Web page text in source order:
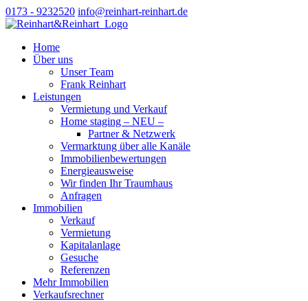
0173 - 9232520 info@reinhart-reinhart.de
Home
Über uns
Unser Team
Frank Reinhart
Leistungen
Vermietung und Verkauf
Home staging – NEU –
Partner & Netzwerk
Vermarktung über alle Kanäle
Immobilienbewertungen
Energieausweise
Wir finden Ihr Traumhaus
Anfragen
Immobilien
Verkauf
Vermietung
Kapitalanlage
Gesuche
Referenzen
Mehr Immobilien
Verkaufsrechner